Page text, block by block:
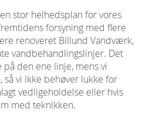
stor helhedsplan for vores
forsyning med flere
renoveret Billund Vandværk,
vandbehandlingslinjer. Det
den ene linje, mens vi
vi ikke behøver lukke for
vedligeholdelse eller hvis
med teknikken.